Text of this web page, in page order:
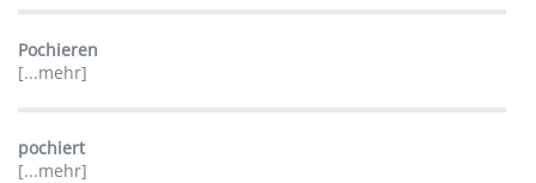
Pochieren
[...mehr]
pochiert
[...mehr]